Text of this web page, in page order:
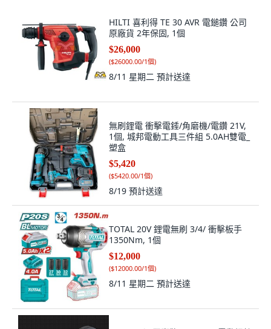
HILTI 喜利得 TE 30 AVR 電鎚鑽 公司
原廠貨 2年保固, 1個
$26,000
($26000.00/1個)
8/11 星期二 預計送達
無刷鋰電 衝擊電錘/角磨機/電鑽 21V,
1個, 城邦電動工具三件組 5.0AH雙電_
塑盒
$5,420
($5420.00/1個)
8/19 預計送達
TOTAL 20V 鋰電無刷 3/4/ 衝擊板手
1350Nm, 1個
$12,000
($12000.00/1個)
8/11 星期二 預計送達